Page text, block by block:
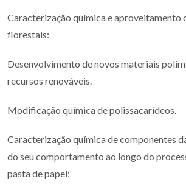
Caracterização química e aproveitamento
florestais:
Desenvolvimento de novos materiais
recursos renováveis.
Modificação química de polissacarídeos.
Caracterização química de componentes
do seu comportamento ao longo do
pasta de papel;